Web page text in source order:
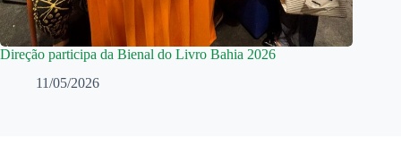
Direção participa da Bienal do Livro Bahia 2026
11/05/2026